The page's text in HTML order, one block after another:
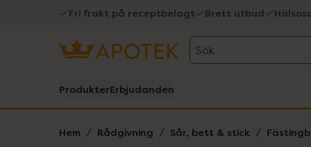
Fri frakt på receptbelagt Brett utbud
Sök
ProdukterErbjudanden
Hem Rådgivning Sår, bett & stick